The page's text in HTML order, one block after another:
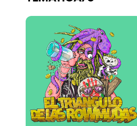
elrow News
Síguenos en tiktok
Síguenos en facebook
Síguenos en instagram
Síguenos en twitter
Síguenos en linkedin
Síguenos en youtube
Política de Privacidad
Política de Cookies
Política de Sostenibilidad